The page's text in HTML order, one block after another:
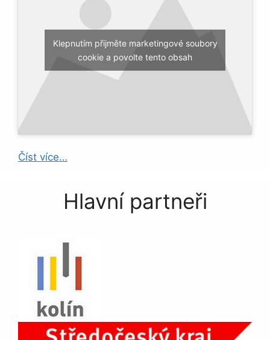
Klepnutím přijměte marketingové soubory
cookie a povolte tento obsah
Číst více…
Hlavní partneři